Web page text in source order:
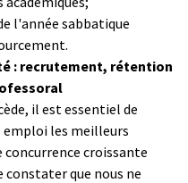
l'année sabbatique
: recrutement, rétention
il est essentiel de
les meilleurs
concurrence croissante
que nous ne